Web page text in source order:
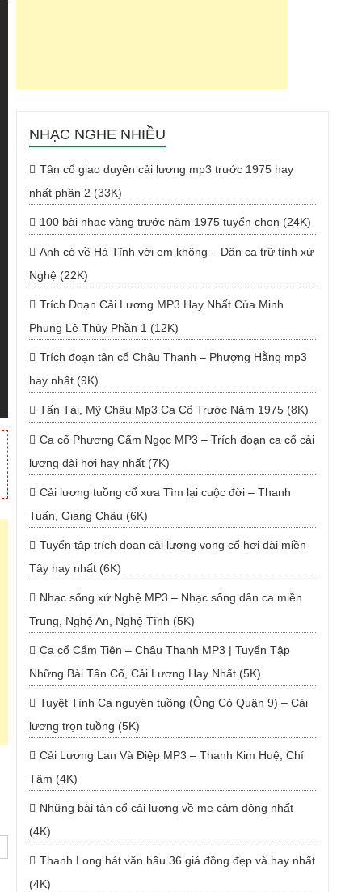
NHẠC NGHE NHIỀU
Tân cổ giao duyên cải lương mp3 trước 1975 hay
nhất phần 2 (33K)
100 bài nhạc vàng trước năm 1975 tuyển chọn (24K)
Anh có về Hà Tĩnh với em không – Dân ca trữ tình xứ
Nghệ (22K)
Trích Đoạn Cải Lương MP3 Hay Nhất Của Minh
Phụng Lệ Thủy Phần 1 (12K)
Trích đoạn tân cổ Châu Thanh – Phượng Hằng mp3
hay nhất (9K)
Tấn Tài, Mỹ Châu Mp3 Ca Cổ Trước Năm 1975 (8K)
Ca cổ Phương Cẩm Ngọc MP3 – Trích đoạn ca cổ cải
lương dài hơi hay nhất (7K)
Cải lương tuồng cổ xưa Tìm lại cuộc đời – Thanh
Tuấn, Giang Châu (6K)
Tuyển tập trích đoạn cải lương vọng cổ hơi dài miền
Tây hay nhất (6K)
Nhạc sống xứ Nghệ MP3 – Nhạc sống dân ca miền
Trung, Nghệ An, Nghệ Tĩnh (5K)
Ca cổ Cẩm Tiên – Châu Thanh MP3 | Tuyển Tập
Những Bài Tân Cổ, Cải Lương Hay Nhất (5K)
Tuyệt Tình Ca nguyên tuồng (Ông Cò Quận 9) – Cải
lương trọn tuồng (5K)
Cải Lương Lan Và Điệp MP3 – Thanh Kim Huệ, Chí
Tâm (4K)
Những bài tân cổ cải lương về mẹ cảm động nhất
(4K)
Thanh Long hát văn hầu 36 giá đồng đẹp và hay nhất
(4K)